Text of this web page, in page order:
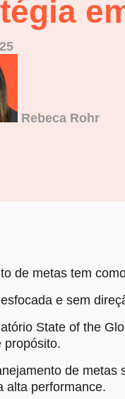
Rebeca Rohr
de metas tem
e sem
State of the
propósito.
de metas
alta performance.